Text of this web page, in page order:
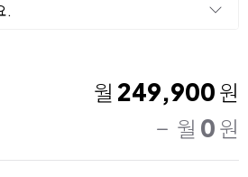
.
월 249,900 원
월 0 원